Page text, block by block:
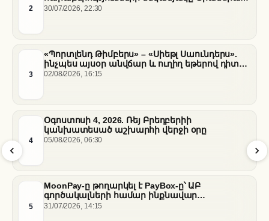
2
հարավում
30/07/2026, 22:30
3
«Պորտլենդ Թիմբերս» – «Սիեթլ Սաունդերս».
ինչպես այսօր անվճար և ուղիղ եթերով դիտել
հանդիպումը
02/08/2026, 16:15
4
Օգոստոսի 4, 2026. Ռեյ Բրեդբերիի
կանխատեսած աշխարհի վերջի օրը
05/08/2026, 06:30
5
MoonPay-ը թողարկել է PayBox-ը՝ ԱԲ
գործակալների համար ինքնավար
ֆինանսական գործարքներ ապահովելու
31/07/2026, 14:15